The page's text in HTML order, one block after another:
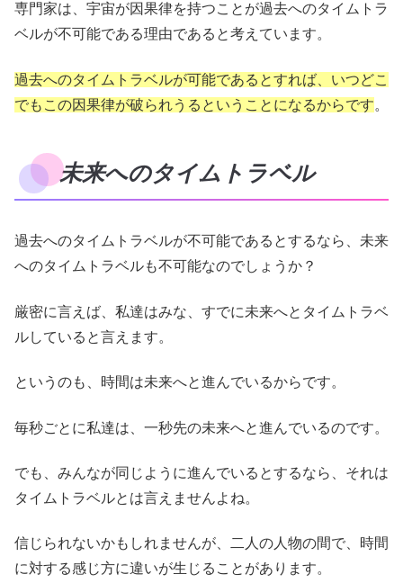
専門家は、宇宙が因果律を持つことが過去へのタイムトラ
ベルが不可能である理由であると考えています。
過去へのタイムトラベルが可能であるとすれば、いつどこ
でもこの因果律が破られうるということになるからです。
未来へのタイムトラベル
過去へのタイムトラベルが不可能であるとするなら、未来
へのタイムトラベルも不可能なのでしょうか？
厳密に言えば、私達はみな、すでに未来へとタイムトラベ
ルしていると言えます。
というのも、時間は未来へと進んでいるからです。
毎秒ごとに私達は、一秒先の未来へと進んでいるのです。
でも、みんなが同じように進んでいるとするなら、それは
タイムトラベルとは言えませんよね。
信じられないかもしれませんが、二人の人物の間で、時間
に対する感じ方に違いが生じることがあります。